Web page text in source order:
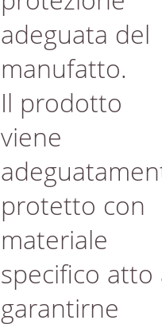
adeguata del
manufatto.
Il prodotto
viene
protetto con
materiale
specifico atto
garantirne